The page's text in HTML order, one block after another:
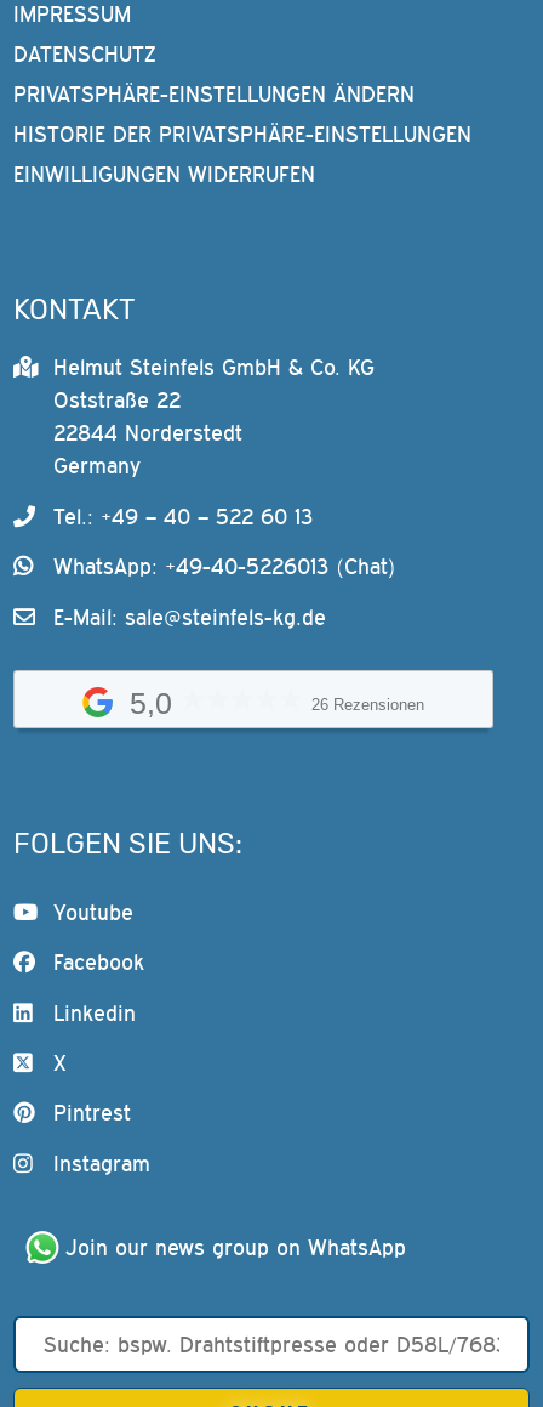
IMPRESSUM
DATENSCHUTZ
PRIVATSPHÄRE-EINSTELLUNGEN ÄNDERN
HISTORIE DER PRIVATSPHÄRE-EINSTELLUNGEN
EINWILLIGUNGEN WIDERRUFEN
KONTAKT
Helmut Steinfels GmbH & Co. KG
Oststraße 22
22844 Norderstedt
Germany
Tel.: +49 – 40 – 522 60 13
WhatsApp: +49-40-5226013 (Chat)
E-Mail: sale@steinfels-kg.de
5,0 26 Rezensionen
FOLGEN SIE UNS:
Youtube
Facebook
Linkedin
X
Pintrest
Instagram
Join our news group on WhatsApp